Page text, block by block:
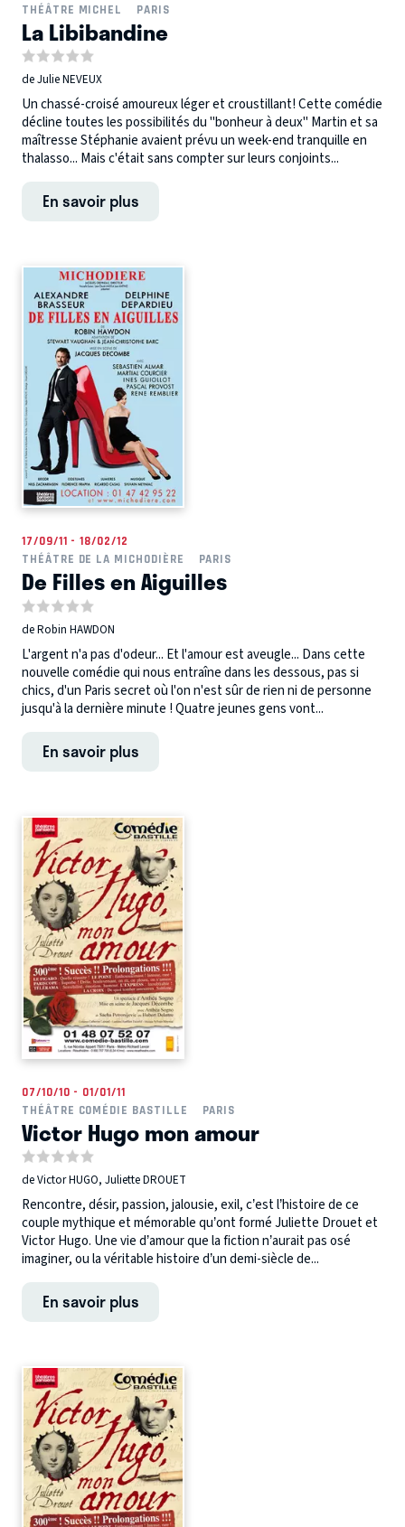
THÉÂTRE MICHEL
PARIS
La Libibandine
de Julie NEVEUX
Un chassé-croisé amoureux léger et croustillant! Cette comédie
décline toutes les possibilités du "bonheur à deux" Martin et sa
maîtresse Stéphanie avaient prévu un week-end tranquille en
thalasso... Mais c'était sans compter sur leurs conjoints...
En savoir plus
17/09/11 - 18/02/12
THÉÂTRE DE LA MICHODIÈRE
PARIS
De Filles en Aiguilles
de Robin HAWDON
L'argent n'a pas d'odeur... Et l'amour est aveugle... Dans cette
nouvelle comédie qui nous entraîne dans les dessous, pas si
chics, d'un Paris secret où l'on n'est sûr de rien ni de personne
jusqu'à la dernière minute ! Quatre jeunes gens vont...
En savoir plus
07/10/10 - 01/01/11
THÉÂTRE COMÉDIE BASTILLE
PARIS
Victor Hugo mon amour
de Victor HUGO, Juliette DROUET
Rencontre, désir, passion, jalousie, exil, c’est l’histoire de ce
couple mythique et mémorable qu’ont formé Juliette Drouet et
Victor Hugo. Une vie d’amour que la fiction n’aurait pas osé
imaginer, ou la véritable histoire d’un demi-siècle de...
En savoir plus